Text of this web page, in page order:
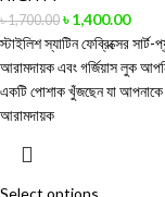
৳1,700.00 ৳1,400.00
স্টাইলিশ স্যাটিন ফেব্রিক্সের সার্ট-
আরামদায়ক এবং গর্জিয়াস লুক
একটি পোশাক খুঁজছেন যা আপনাকে
আরামদায়ক
Select options